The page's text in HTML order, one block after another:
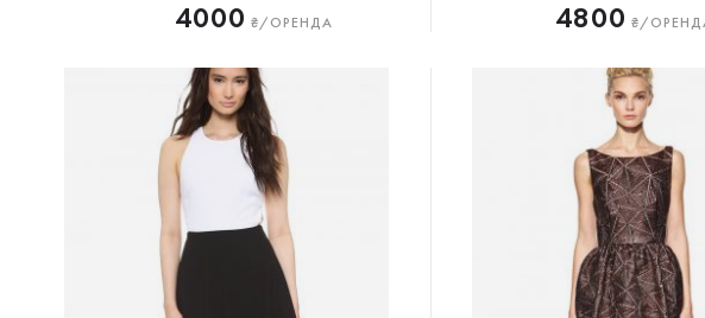
4000 ₴/ОРЕНДА 4800 ₴/